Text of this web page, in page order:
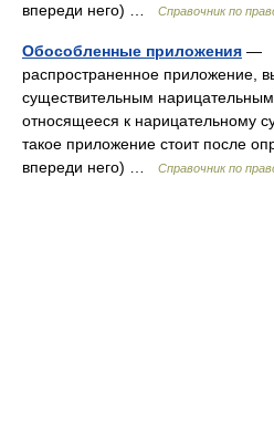
впереди него) …
Справочник по
Обособленные приложения —
распространенное приложение,
существительным
относящееся к нарицательному
такое приложение стоит после
впереди него) …
Справочник по